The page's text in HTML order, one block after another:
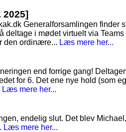
2025]
Generalforsamlingen finder
i mødet virtuelt via
den ordinære... Læs mere her...
end forrige gang!
for 6. Det ene nye hold (som
Læs mere her...
endelig slut. Det blev
Læs mere her...